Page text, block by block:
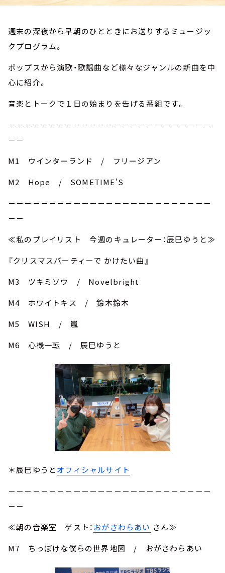
週末の深夜から早朝のひとときにお送りするミュージッ
クプログラム。
ポップスから演歌・歌謡曲など様々なジャンルの新曲を中
心に紹介。
音楽とトークで１日の始まりを告げる番組です。
－－－－－－－－－－－－－－－－－－－－－－－－－
－－
M1 ウインターランド / フリージアン
M2 Hope / SOMETIME'S
－－－－－－－－－－－－－－－－－－－－－－－－－
－－
≪私のプレイリスト 今週のキュレーター：辰巳ゆうと≫
『クリスマスパーティーで かけたい曲』
M3 ツキミソウ / Novelbright
M4 ホワイトキス / 鈴木鈴木
M5 WISH / 嵐
M6 心機一転 / 辰巳ゆうと
＊辰巳ゆうとオフィシャルサイト
－－－－－－－－－－－－－－－－－－－－－－－－－
－－
≪朝の音楽室 ゲスト： おがさわらあい さん≫
M7 ちっぽけな僕らの世界地図 / おがさわらあい